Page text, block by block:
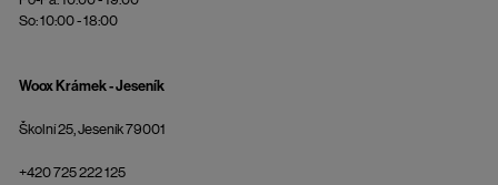
So: 10:00 - 18:00
Woox Krámek - Jeseník
Školní 25, Jeseník 79001
+420 725 222 125